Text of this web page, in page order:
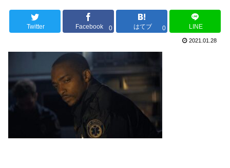
Twitter Facebook 0 はてブ 0 LINE
2021.01.28